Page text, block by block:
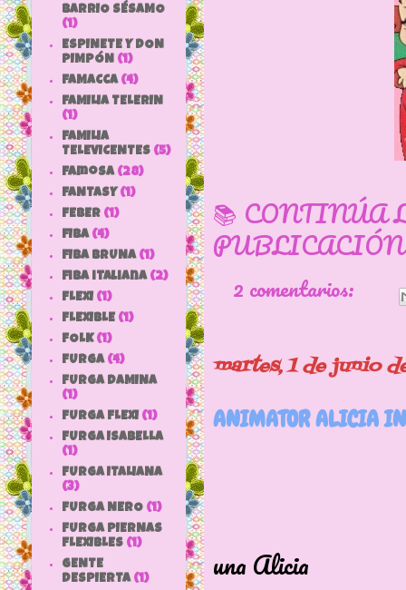
📚 CONTINÚA
2 comentarios:
martes, 1 de junio
ANIMATOR ALICIA
una Alicia
BARRIO SÉSAMO
(1)
ESPINETE Y DON
PIMPÓN (1)
FAMACCA (4)
FAMILIA TELERIN
(1)
FAMILIA
TELEVICENTES (5)
Famosa (28)
FANTASY (1)
FEBER (1)
FIBA (4)
FIBA BRUNA (1)
fiba italiana (2)
FLEXI (1)
FLEXIBLE (1)
FOLK (1)
FURGA (4)
FURGA DAMINA
(1)
FURGA FLEXI (1)
FURGA ISABELLA
(1)
FURGA ITALIANA
(3)
FURGA NERO (1)
FURGA PIERNAS
FLEXIBLES (1)
GENTE
DESPIERTA (1)